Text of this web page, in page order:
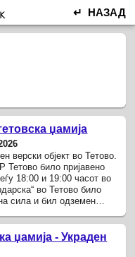
↵ НАЗАД
џамија
верски објект во Тетово.
било пријавено
18:00 и 19:00 часот во
во Тетово било
сила и бил одземен
џамија - Украден